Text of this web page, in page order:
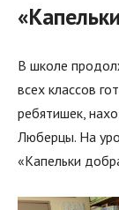
В школе
всех классов
ребятишек,
Люберцы. На
«Капельки